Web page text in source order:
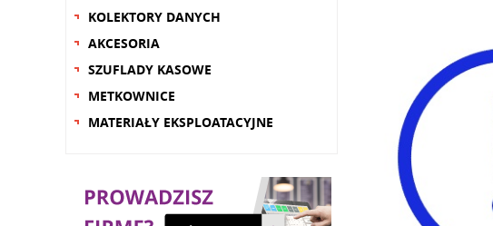
KOLEKTORY DANYCH
AKCESORIA
SZUFLADY KASOWE
METKOWNICE
MATERIAŁY EKSPLOATACYJNE